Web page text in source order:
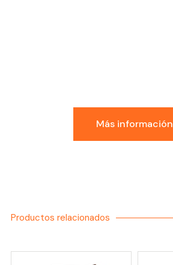
Más información
Productos relacionados